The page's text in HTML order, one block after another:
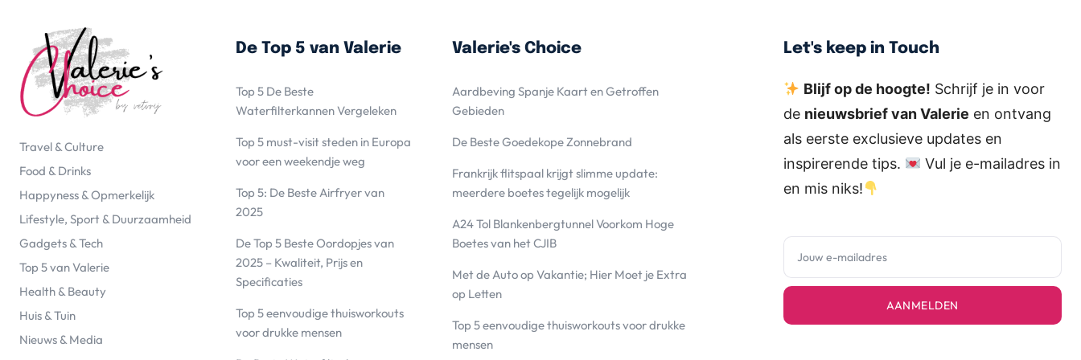
Travel & Culture
Food & Drinks
Happyness & Opmerkelijk
Lifestyle, Sport & Duurzaamheid
Gadgets & Tech
Top 5 van Valerie
Health & Beauty
Huis & Tuin
Nieuws & Media
De Top 5 van Valerie
Top 5 De Beste
Waterfilterkannen Vergeleken
Top 5 must-visit steden in Europa
voor een weekendje weg
Top 5: De Beste Airfryer van
2025
De Top 5 Beste Oordopjes van
2025 – Kwaliteit, Prijs en
Specificaties
Top 5 eenvoudige thuisworkouts
voor drukke mensen
Valerie's Choice
Aardbeving Spanje Kaart en Getroffen
Gebieden
De Beste Goedekope Zonnebrand
Frankrijk flitspaal krijgt slimme update:
meerdere boetes tegelijk mogelijk
A24 Tol Blankenbergtunnel Voorkom Hoge
Boetes van het CJIB
Met de Auto op Vakantie; Hier Moet je Extra
op Letten
Top 5 eenvoudige thuisworkouts voor drukke
mensen
Let's keep in Touch
Blijf op de hoogte! Schrijf je in voor
de nieuwsbrief van Valerie en ontvang
als eerste exclusieve updates en
inspirerende tips.
Vul je e-mailadres in
en mis niks!
AANMELDEN